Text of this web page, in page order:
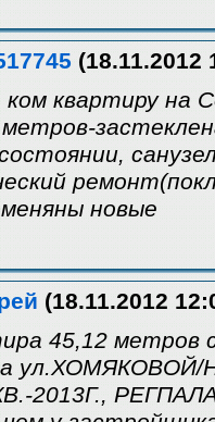
(18.11.2012
квартиру на
новые
(18.11.2012
45,12 метров
2013Г.,